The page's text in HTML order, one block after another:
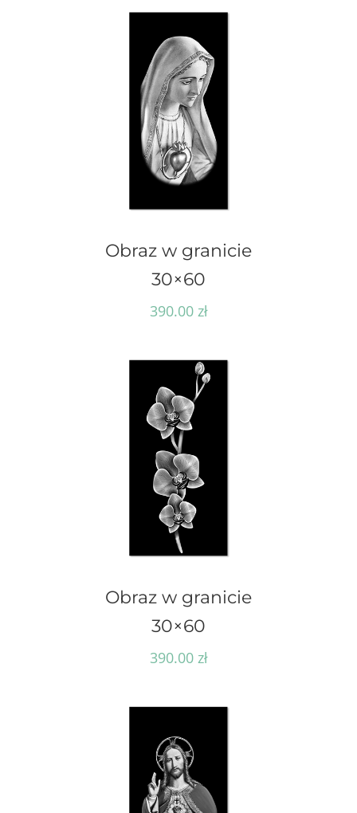
Obraz w granicie
30×60
390.00 zł
Obraz w granicie
30×60
390.00 zł